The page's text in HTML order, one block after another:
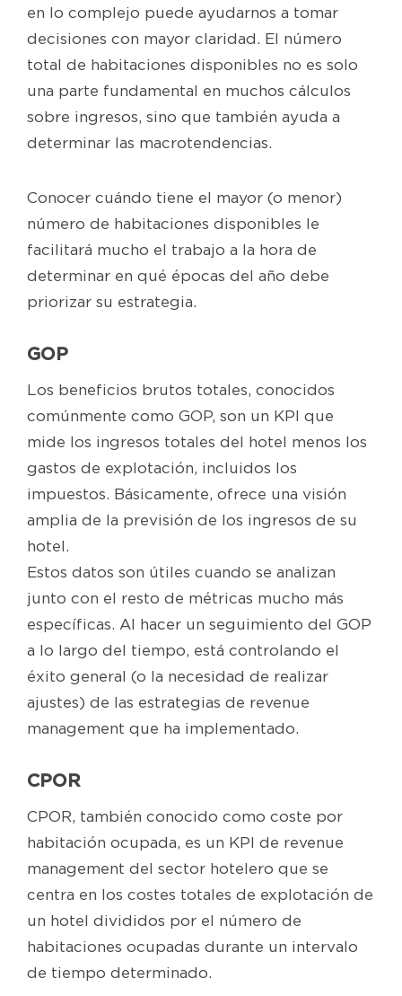
en lo complejo puede ayudarnos a tomar
decisiones con mayor claridad. El número
total de habitaciones disponibles no es solo
una parte fundamental en muchos cálculos
sobre ingresos, sino que también ayuda a
determinar las macrotendencias.
Conocer cuándo tiene el mayor (o menor)
número de habitaciones disponibles le
facilitará mucho el trabajo a la hora de
determinar en qué épocas del año debe
priorizar su estrategia.
GOP
Los beneficios brutos totales, conocidos
comúnmente como GOP, son un KPI que
mide los ingresos totales del hotel menos los
gastos de explotación, incluidos los
impuestos. Básicamente, ofrece una visión
amplia de la previsión de los ingresos de su
hotel.
Estos datos son útiles cuando se analizan
junto con el resto de métricas mucho más
específicas. Al hacer un seguimiento del GOP
a lo largo del tiempo, está controlando el
éxito general (o la necesidad de realizar
ajustes) de las estrategias de revenue
management que ha implementado.
CPOR
CPOR, también conocido como coste por
habitación ocupada, es un KPI de revenue
management del sector hotelero que se
centra en los costes totales de explotación de
un hotel divididos por el número de
habitaciones ocupadas durante un intervalo
de tiempo determinado.